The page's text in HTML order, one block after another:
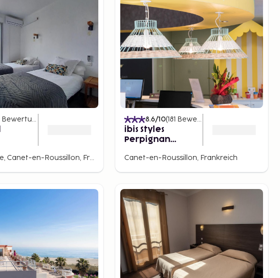
Bewertungen
Canet-Plage, Canet-en-Roussillon, Frankreich
8.6/10(181 Bewertungen
ibis Styles
Perpignan
Roussillon
Canet-en-Roussillon, Frankreich